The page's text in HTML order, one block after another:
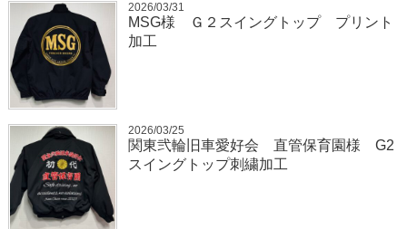
2026/03/31
MSG様 Ｇ２スイングトップ プリント
加工
2026/03/25
関東弐輪旧車愛好会 直管保育園様 G2
スイングトップ刺繍加工